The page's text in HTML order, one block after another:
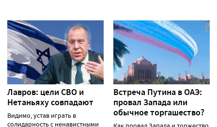
Лавров: цели СВО и
Нетаньяху совпадают
Видимо, устав играть в
солидарность с ненавистными
Встреча Путина в ОАЭ:
провал Запада или
обычное торгашество?